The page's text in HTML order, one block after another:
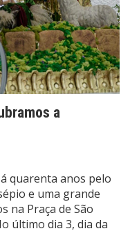
a
quarenta anos pelo
e uma grande
na Praça de São
último dia 3, dia da